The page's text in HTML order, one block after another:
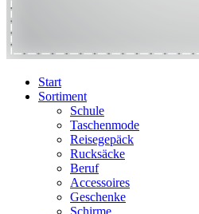
Start
Sortiment
Schule
Taschenmode
Reisegepäck
Rucksäcke
Beruf
Accessoires
Geschenke
Schirme